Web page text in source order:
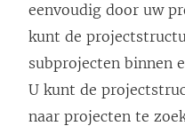
eenvoudig door uw
kunt de
subprojecten binnen
U kunt de
naar projecten te